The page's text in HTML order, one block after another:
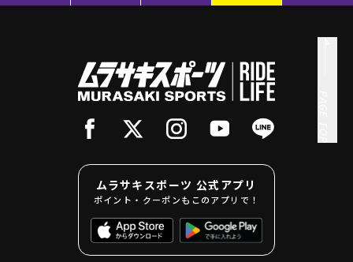
ムラサキスポーツ 公式アプリ
ポイント・クーポンもこのアプリで！